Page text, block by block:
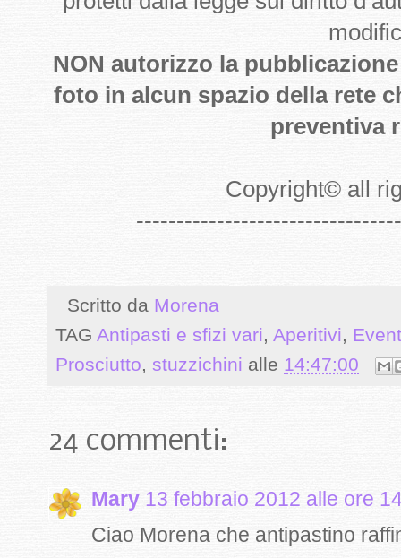
NON autorizzo la
foto in alcun spazio della rete
preventiva
Copyright© all
Scritto da Morena
TAG Antipasti e sfizi vari, Aperitivi,
Prosciutto, stuzzichini alle 14:47:00
24 commenti:
Mary 13 febbraio 2012 alle ore
Ciao Morena che antipastino